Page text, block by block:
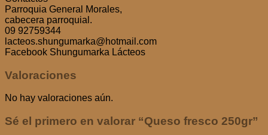
Parroquia General Morales,
cabecera parroquial.
09 92759344
lacteos.shungumarka@hotmail.com
Facebook Shungumarka Lácteos
Valoraciones
No hay valoraciones aún.
Sé el primero en valorar “Queso fresco 250gr”